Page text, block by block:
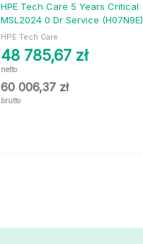
HPE Tech Care 5 Years Critical
MSL2024 0 Dr Service (H07N9E)
HPE Tech Care
48 785,67 zł
netto
60 006,37 zł
brutto